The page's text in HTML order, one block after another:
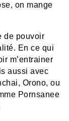
on mange
de pouvoir
En ce qui
m’entrainer
aussi avec
Orono, ou
Pornsanee